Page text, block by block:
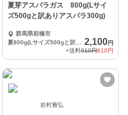
夏芽アスパラガス 800g(Lサイ
ズ500gと訳ありアスパラ300g)
群馬県前橋市
2,100円
+送料910円610円
岩村雅弘